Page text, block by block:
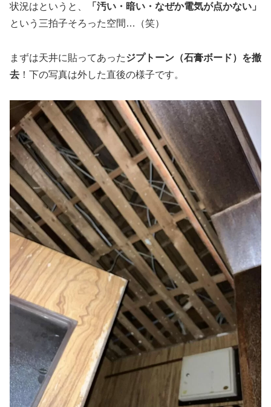
状況はというと、
「汚い・暗い・なぜか電気が点かない」
という三拍子そろった空間…（笑）
まずは天井に貼ってあったジプトーン（石膏ボード）を撤
去 ！下の写真は外した直後の様子です。